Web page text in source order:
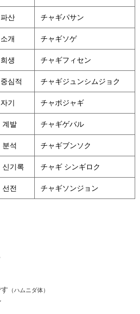
산 チャギパサン
개 チャギソゲ
생 チャギフィセン
심적 チャギジュンシムジョク
기 チャポジャギ
계발 チャギゲバル
분석 チャギブンソク
신기록 チャギ シンギロク
선전 チャギソンジョン
（ハムニダ体）